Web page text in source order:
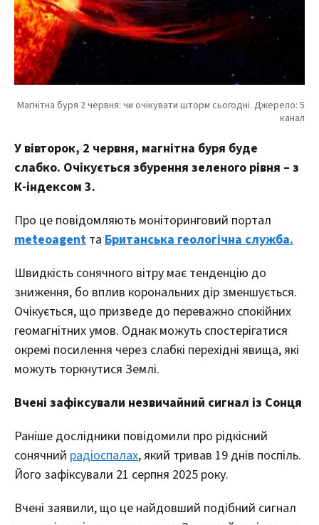
У вівторок, 2 червня, магнітна буря буде
слабко. Очікується збурення зеленого рівня – з
К-індексом 3.
Про це повідомляють моніторинговий портал
meteoagent та Британська геологічна служба.
Швидкість сонячного вітру має тенденцію до
зниження, бо вплив корональних дір зменшується.
Очікується, що призведе до переважно спокійних
геомагнітних умов. Однак можуть спостерігатися
окремі посилення через слабкі перехідні явища, які
можуть торкнутися Землі.
Вчені зафіксували незвичайний сигнал із Сонця
Раніше дослідники повідомили про рідкісний
сонячний радіоспалах, який тривав 19 днів поспіль.
Його зафіксували 21 серпня 2025 року.
Вчені заявили, що це найдовший подібний сигнал